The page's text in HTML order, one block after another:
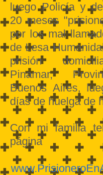
luego Policía y
20 meses
por los mal
de Lesa
prisión
Pinamar,
Buenos Aires,
días de huelga de
Con mi familia
página